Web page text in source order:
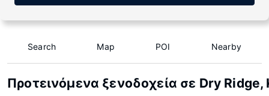
Search Map POI Nearby
Προτεινόμενα ξενοδοχεία σε Dry Ridge,